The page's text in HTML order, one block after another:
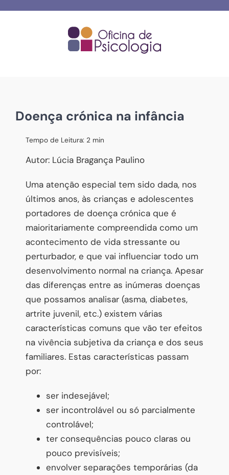
Doença crónica na infância
Tempo de Leitura: 2 min
Autor: Lúcia Bragança Paulino
Uma atenção especial tem sido dada, nos
últimos anos, às crianças e adolescentes
portadores de doença crónica que é
maioritariamente compreendida como um
acontecimento de vida stressante ou
perturbador, e que vai influenciar todo um
desenvolvimento normal na criança. Apesar
das diferenças entre as inúmeras doenças
que possamos analisar (asma, diabetes,
artrite juvenil, etc.) existem várias
características comuns que vão ter efeitos
na vivência subjetiva da criança e dos seus
familiares. Estas características passam
por:
ser indesejável;
ser incontrolável ou só parcialmente
controlável;
ter consequências pouco claras ou
pouco previsíveis;
envolver separações temporárias (da